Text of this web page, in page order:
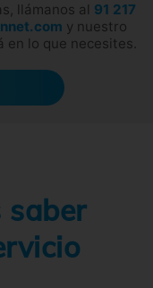
llámanos al 91 217
y nuestro
en lo que necesites.
saber